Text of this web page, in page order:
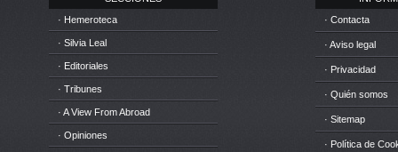
· Hemeroteca
· Silvia Leal
· Editoriales
· Tribunes
· A View From Abroad
· Opiniones
· Contacta
· Aviso legal
· Privacidad
· Quién somos
· Sitemap
· Política de